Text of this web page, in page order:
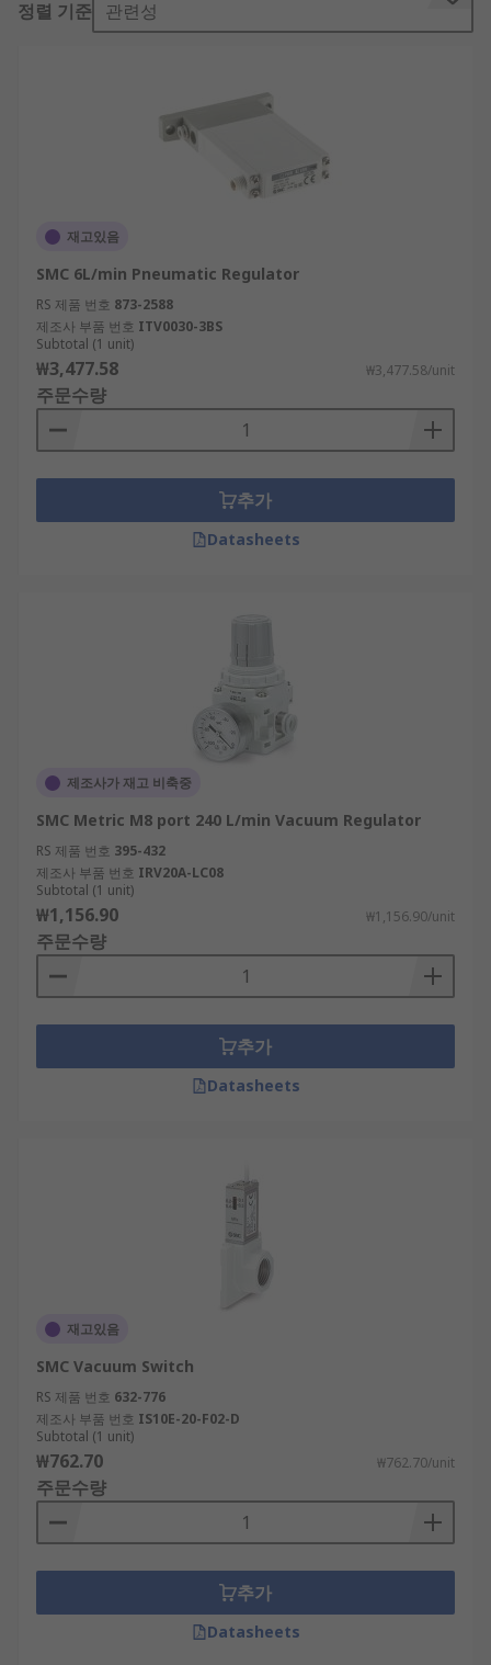
Pneumatic air preparation
A vacuum regulator is therefore used to regulate
airflow and maintain a constant output pressure
by giving the operator the ability to control the
volume of air in the system. Some regulators are
depending on the pressure range needed for the
hydraulic system to work correctly.
Types of vacuum regulators
Single-sided connection and electro
(electronic) vacuum regulators are the most
commonly used.
Single-sided connection regulators get
placed between the vacuum pump and
suction cup to control vacuum line pressure.
Electro (electronic) vacuum regulators offer
pressure that is proportional to the input
정렬 기준 관련성
재고있음
SMC 6L/min Pneumatic Regulator
RS 제품 번호 873-2588
제조사 부품 번호 ITV0030-3BS
Subtotal (1 unit)
₩3,477.58 ₩3,477.58/unit
주문수량
추가
Datasheets
제조사가 재고 비축중
SMC Metric M8 port 240 L/min Vacuum Regulator
RS 제품 번호 395-432
제조사 부품 번호 IRV20A-LC08
Subtotal (1 unit)
₩1,156.90 ₩1,156.90/unit
주문수량
추가
Datasheets
재고있음
SMC Vacuum Switch
RS 제품 번호 632-776
제조사 부품 번호 IS10E-20-F02-D
Subtotal (1 unit)
₩762.70 ₩762.70/unit
주문수량
추가
Datasheets